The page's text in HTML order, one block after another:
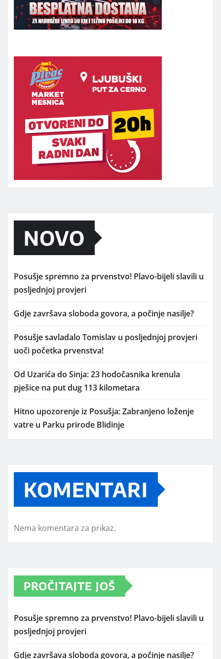
NOVO
Posušje spremno za prvenstvo! Plavo-bijeli slavili u
posljednjoj provjeri
Gdje završava sloboda govora, a počinje nasilje?
Posušje savladalo Tomislav u posljednjoj provjeri
uoči početka prvenstva!
Od Uzarića do Sinja: 23 hodočasnika krenula
pješice na put dug 113 kilometara
Hitno upozorenje iz Posušja: Zabranjeno loženje
vatre u Parku prirode Blidinje
KOMENTARI
Nema komentara za prikaz.
PROČITAJTE JOŠ
Posušje spremno za prvenstvo! Plavo-bijeli slavili u
posljednjoj provjeri
Gdje završava sloboda govora, a počinje nasilje?